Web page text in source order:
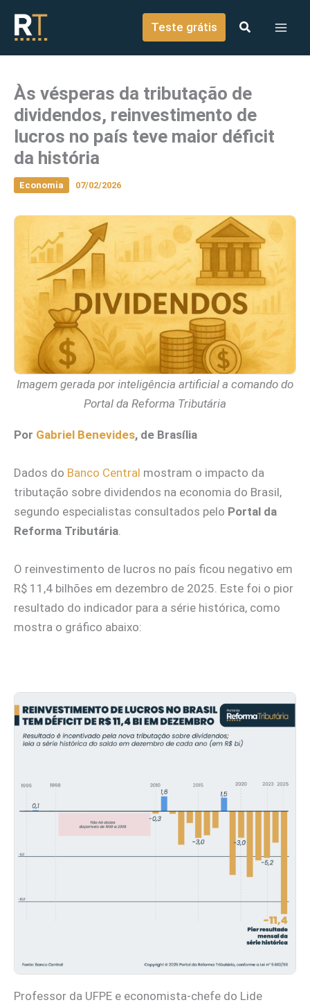
conteúdo
Teste grátis
Às vésperas da tributação de
dividendos, reinvestimento de
lucros no país teve maior déficit
da história
Economia 07/02/2026
Imagem gerada por inteligência artificial a comando do
Portal da Reforma Tributária
Por Gabriel Benevides, de Brasília
Dados do Banco Central mostram o impacto da
tributação sobre dividendos na economia do Brasil,
segundo especialistas consultados pelo Portal da
Reforma Tributária.
O reinvestimento de lucros no país ficou negativo em
R$ 11,4 bilhões em dezembro de 2025. Este foi o pior
resultado do indicador para a série histórica, como
mostra o gráfico abaixo:
Professor da UFPE e economista-chefe do Lide